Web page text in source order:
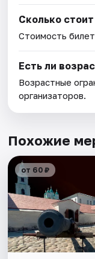
Сколько
Стоимость
Есть ли
Возрастные
организаторов.
Похожие
от 60 ₽